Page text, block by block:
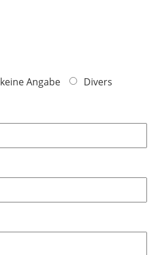
keine Angabe Divers